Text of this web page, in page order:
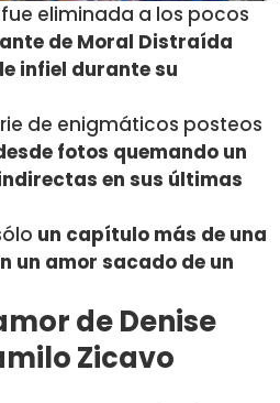
eliminada a los pocos
de Moral Distraída
infiel durante su
de enigmáticos posteos
fotos quemando un
en sus últimas
un capítulo más de una
un amor sacado de un
de Denise
Zicavo